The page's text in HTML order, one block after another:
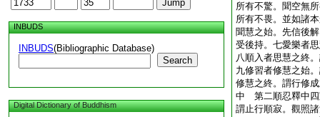
INBUDS
INBUDS(Bibliographic Database)
Search
Digital Dictionary of Buddhism
所有不驚。聞空無
所有不畏。並如諸
聞慧之始。先信後
受後持。七愛樂者
八順入者思慧之終
九修習者修慧之始
修慧之終。謂行修
中 第二順忍釋中四
謂止行順寂。觀照